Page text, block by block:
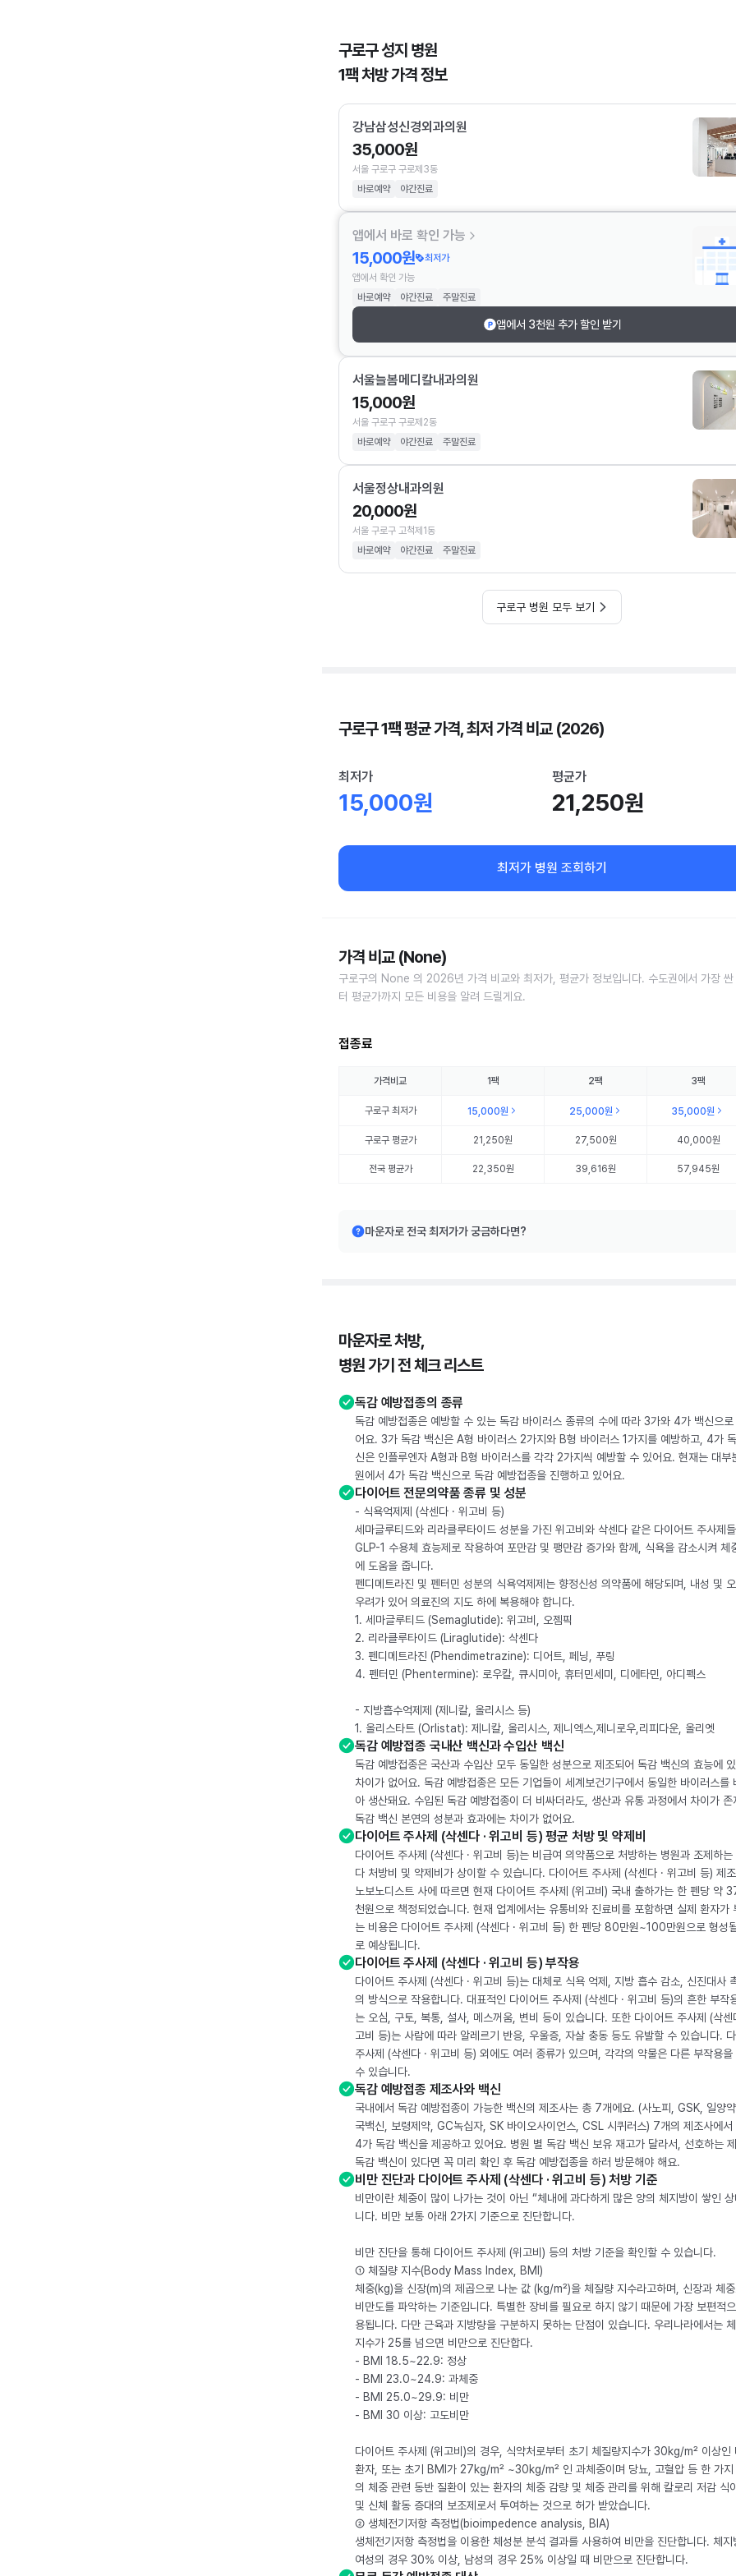
구로구 성지 병원
1팩 처방 가격 정보
강남삼성신경외과의원
35,000원
서울 구로구 구로제3동
바로예약
야간진료
앱에서 바로 확인 가능
15,000원
최저가
앱에서 확인 가능
바로예약
야간진료 주말진료
앱에서 3천원 추가 할인 받기
서울늘봄메디칼내과의원
15,000원
서울 구로구 구로제2동
바로예약
야간진료 주말진료
서울정상내과의원
20,000원
서울 구로구 고척제1동
바로예약
야간진료 주말진료
구로구 병원 모두 보기
구로구 1팩 평균 가격, 최저 가격 비교 (2026)
최저가
15,000원
평균가
21,250원
최저가 병원 조회하기
가격 비교 (None)
구로구의 None 의 2026년 가격 비교와 최저가, 평균가 정보입니다. 수도권에서 가장 싼
터 평균가까지 모든 비용을 알려 드릴게요.
접종료
가격비교 1팩 2팩 3팩
구로구최저가 15,000원 25,000원 35,000원
구로구평균가 21,250원 27,500원 40,000원
전국 평균가 22,350원 39,616원 57,945원
마운자로 전국 최저가가 궁금하다면?
마운자로 처방,
병원 가기 전 체크 리스트
독감 예방접종의 종류
독감 예방접종은 예방할 수 있는 독감 바이러스 종류의 수에 따라 3가와 4가 백신으로
어요. 3가 독감 백신은 A형 바이러스 2가지와 B형 바이러스 1가지를 예방하고, 4가
신은 인플루엔자 A형과 B형 바이러스를 각각 2가지씩 예방할 수 있어요. 현재는 대부
원에서 4가 독감 백신으로 독감 예방접종을 진행하고 있어요.
다이어트 전문의약품 종류 및 성분
- 식욕억제제 (삭센다 · 위고비 등)
세마글루티드와 리라클루타이드 성분을 가진 위고비와 삭센다 같은 다이어트 주사제
GLP-1 수용체 효능제로 작용하여 포만감 및 팽만감 증가와 함께, 식욕을 감소시켜 체
에 도움을 줍니다.
펜디메트라진 및 펜터민 성분의 식욕억제제는 향정신성 의약품에 해당되며, 내성 및
우려가 있어 의료진의 지도 하에 복용해야 합니다.
1. 세마글루티드 (Semaglutide): 위고비, 오젬픽
2. 리라클루타이드 (Liraglutide): 삭센다
3. 펜디메트라진 (Phendimetrazine): 디어트, 페닝, 푸링
4. 펜터민 (Phentermine): 로우칼, 큐시미아, 휴터민세미, 디에타민, 아디펙스
- 지방흡수억제제 (제니칼, 올리시스 등)
1. 올리스타트 (Orlistat): 제니칼, 올리시스, 제니엑스,제니로우,리피다운, 올리엣
독감 예방접종 국내산 백신과 수입산 백신
독감 예방접종은 국산과 수입산 모두 동일한 성분으로 제조되어 독감 백신의 효능에
차이가 없어요. 독감 예방접종은 모든 기업들이 세계보건기구에서 동일한 바이러스를
아 생산돼요. 수입된 독감 예방접종이 더 비싸더라도, 생산과 유통 과정에서 차이가 존
독감 백신 본연의 성분과 효과에는 차이가 없어요.
다이어트 주사제 (삭센다 · 위고비 등) 평균 처방 및 약제비
다이어트 주사제 (삭센다 · 위고비 등)는 비급여 의약품으로 처방하는 병원과 조제하는
다 처방비 및 약제비가 상이할 수 있습니다. 다이어트 주사제 (삭센다 · 위고비 등) 제
노보노디스트 사에 따르면 현재 다이어트 주사제 (위고비) 국내 출하가는 한 펜당 약
천원으로 책정되었습니다. 현재 업계에서는 유통비와 진료비를 포함하면 실제 환자가
는 비용은 다이어트 주사제 (삭센다 · 위고비 등) 한 펜당 80만원~100만원으로 형성
로 예상됩니다.
다이어트 주사제 (삭센다 · 위고비 등) 부작용
다이어트 주사제 (삭센다 · 위고비 등)는 대체로 식욕 억제, 지방 흡수 감소, 신진대사
의 방식으로 작용합니다. 대표적인 다이어트 주사제 (삭센다 · 위고비 등)의 흔한 부작
는 오심, 구토, 복통, 설사, 메스꺼움, 변비 등이 있습니다. 또한 다이어트 주사제 (삭센
고비 등)는 사람에 따라 알레르기 반응, 우울증, 자살 충동 등도 유발할 수 있습니다.
주사제 (삭센다 · 위고비 등) 외에도 여러 종류가 있으며, 각각의 약물은 다른 부작용을
수 있습니다.
독감 예방접종 제조사와 백신
국내에서 독감 예방접종이 가능한 백신의 제조사는 총 7개에요. (사노피, GSK, 일양
국백신, 보령제약, GC녹십자, SK 바이오사이언스, CSL 시퀴러스) 7개의 제조사에서
4가 독감 백신을 제공하고 있어요. 병원 별 독감 백신 보유 재고가 달라서, 선호하는
독감 백신이 있다면 꼭 미리 확인 후 독감 예방접종을 하러 방문해야 해요.
비만 진단과 다이어트 주사제 (삭센다 · 위고비 등) 처방 기준
비만이란 체중이 많이 나가는 것이 아닌 “체내에 과다하게 많은 양의 체지방이 쌓인
니다. 비만 보통 아래 2가지 기준으로 진단합니다.
비만 진단을 통해 다이어트 주사제 (위고비) 등의 처방 기준을 확인할 수 있습니다.
① 체질량 지수(Body Mass Index, BMI)
체중(kg)을 신장(m)의 제곱으로 나눈 값 (kg/m²)을 체질량 지수라고하며, 신장과 체
비만도를 파악하는 기준입니다. 특별한 장비를 필요로 하지 않기 때문에 가장 보편적
용됩니다. 다만 근육과 지방량을 구분하지 못하는 단점이 있습니다. 우리나라에서는
지수가 25를 넘으면 비만으로 진단합다.
- BMI 18.5~22.9: 정상
- BMI 23.0~24.9: 과체중
- BMI 25.0~29.9: 비만
- BMI 30 이상: 고도비만
다이어트 주사제 (위고비)의 경우, 식약처로부터 초기 체질량지수가 30kg/m² 이상인
환자, 또는 초기 BMI가 27kg/m² ~30kg/m² 인 과체중이며 당뇨, 고혈압 등 한 가지
의 체중 관련 동반 질환이 있는 환자의 체중 감량 및 체중 관리를 위해 칼로리 저감 식
및 신체 활동 증대의 보조제로서 투여하는 것으로 허가 받았습니다.
② 생체전기저항 측정법(bioimpedence analysis, BIA)
생체전기저항 측정법을 이용한 체성분 분석 결과를 사용하여 비만을 진단합니다. 체지
여성의 경우 30% 이상, 남성의 경우 25% 이상일 때 비만으로 진단합니다.